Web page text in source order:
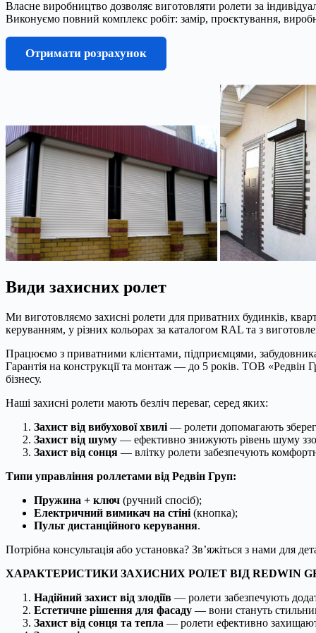
Власне виробництво дозволяє виготовляти ролети за
Виконуємо повний комплекс робіт: замір, проєктування,
Отримати розрахунок
Види захисних ролет
Ми виготовляємо захисні ролети для приватних будинків,
керуванням, у різних кольорах за каталогом RAL та з
Працюємо з приватними клієнтами, підприємцями,
Гарантія на конструкції та монтаж — до 5 років. ТОВ «Редвін
бізнесу.
Наші захисні ролети мають безліч переваг, серед яких:
Захист від вибухової хвилі — ролети допомагають
Захист від шуму — ефективно знижують рівень шуму
Захист від сонця — влітку ролети забезпечують
Типи управління роллетами від Редвін Груп:
Пружина + ключ (ручний спосіб);
Електричний вимикач на стіні (кнопка);
Пульт дистанційного керування.
Потрібна консультація або установка? Зв’яжіться з нами для
ХАРАКТЕРИСТИКИ ЗАХИСНИХ РОЛЕТ ВІД REDWIN
Надійний захист від злодіїв — ролети забезпечують
Естетичне рішення для фасаду — вони стануть
Захист від сонця та тепла — ролети ефективно